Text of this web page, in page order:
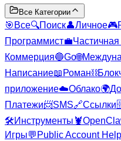
Все Категории
🎯 Все🔍Поиск👤Личное🎮
Программист💼
Коммерция🔵Go🌐
Написание📖 Роман⛓️
приложение☁️Облако🌍
Платежи📨SMS🔗Ссылки
🛠️Инструменты 🦞
Игры💬 Public Account